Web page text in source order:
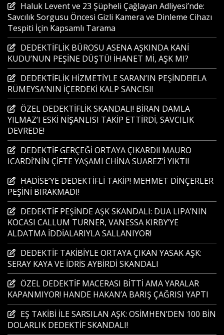
Haluk Levent ve 23 Şüpheli Çağlayan Adliyesi’nde:
Savcılık Sorgusu Öncesi Gizli Kamera ve Dinleme Cihazı
Tespiti İçin Kapsamlı Tarama
DEDEKTİFLİK BÜROSU ASENA AŞKINDA KANİ
KUDU’NUN PEŞİNE DÜŞTÜ! İHANET Mİ, AŞK MI?
DEDEKTİFLİK HİZMETİYLE SARAN’IN PEŞİNDE!ELA
RÜMEYSA’NIN İÇERDEKİ KALP SANCISI!
ÖZEL DEDEKTİFLİK SKANDALI! BİRAN DAMLA
YILMAZ’I ESKİ NİŞANLISI TAKİP ETTİRDİ, SAVCILIK
DEVREDE!
DEDEKTİF GERÇEĞİ ORTAYA ÇIKARDI! MAURO
ICARDİ’NİN ÇİFTE YAŞAMI CHİNA SUAREZ’İ YIKTI!
HADİSE’YE DEDEKTİFLİ TAKİP! MEHMET DİNÇERLER
PEŞİNİ BIRAKMADI!
DEDEKTİF PEŞİNDE AŞK SKANDALI: DUA LIPA’NIN
KOCASI CALLUM TURNER, VANESSA KIRBY’YE
ALDATMA İDDİALARIYLA SALLANIYOR!
DEDEKTİF TAKİBİYLE ORTAYA ÇIKAN YASAK AŞK:
SERAY KAYA VE İDRİS AYBİRDİ SKANDALI
ÖZEL DEDEKTİF MACERASI BİTTİ AMA YARALAR
KAPANMIYOR! HANDE HAKAN’A BARIŞ ÇAĞRISI YAPTI
EŞ TAKİBİ İLE SARSILAN AŞK: OSİMHEN’DEN 100 BİN
DOLARLIK DEDEKTİF SKANDALI!